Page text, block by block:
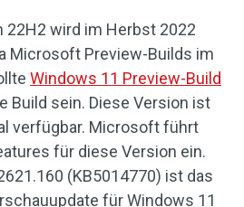
22H2 wird im Herbst 2022
Microsoft Preview-Builds im
Windows 11 Preview-Build
Build sein. Diese Version ist
verfügbar. Microsoft führt
für diese Version ein.
(KB5014770) ist das
für Windows 11